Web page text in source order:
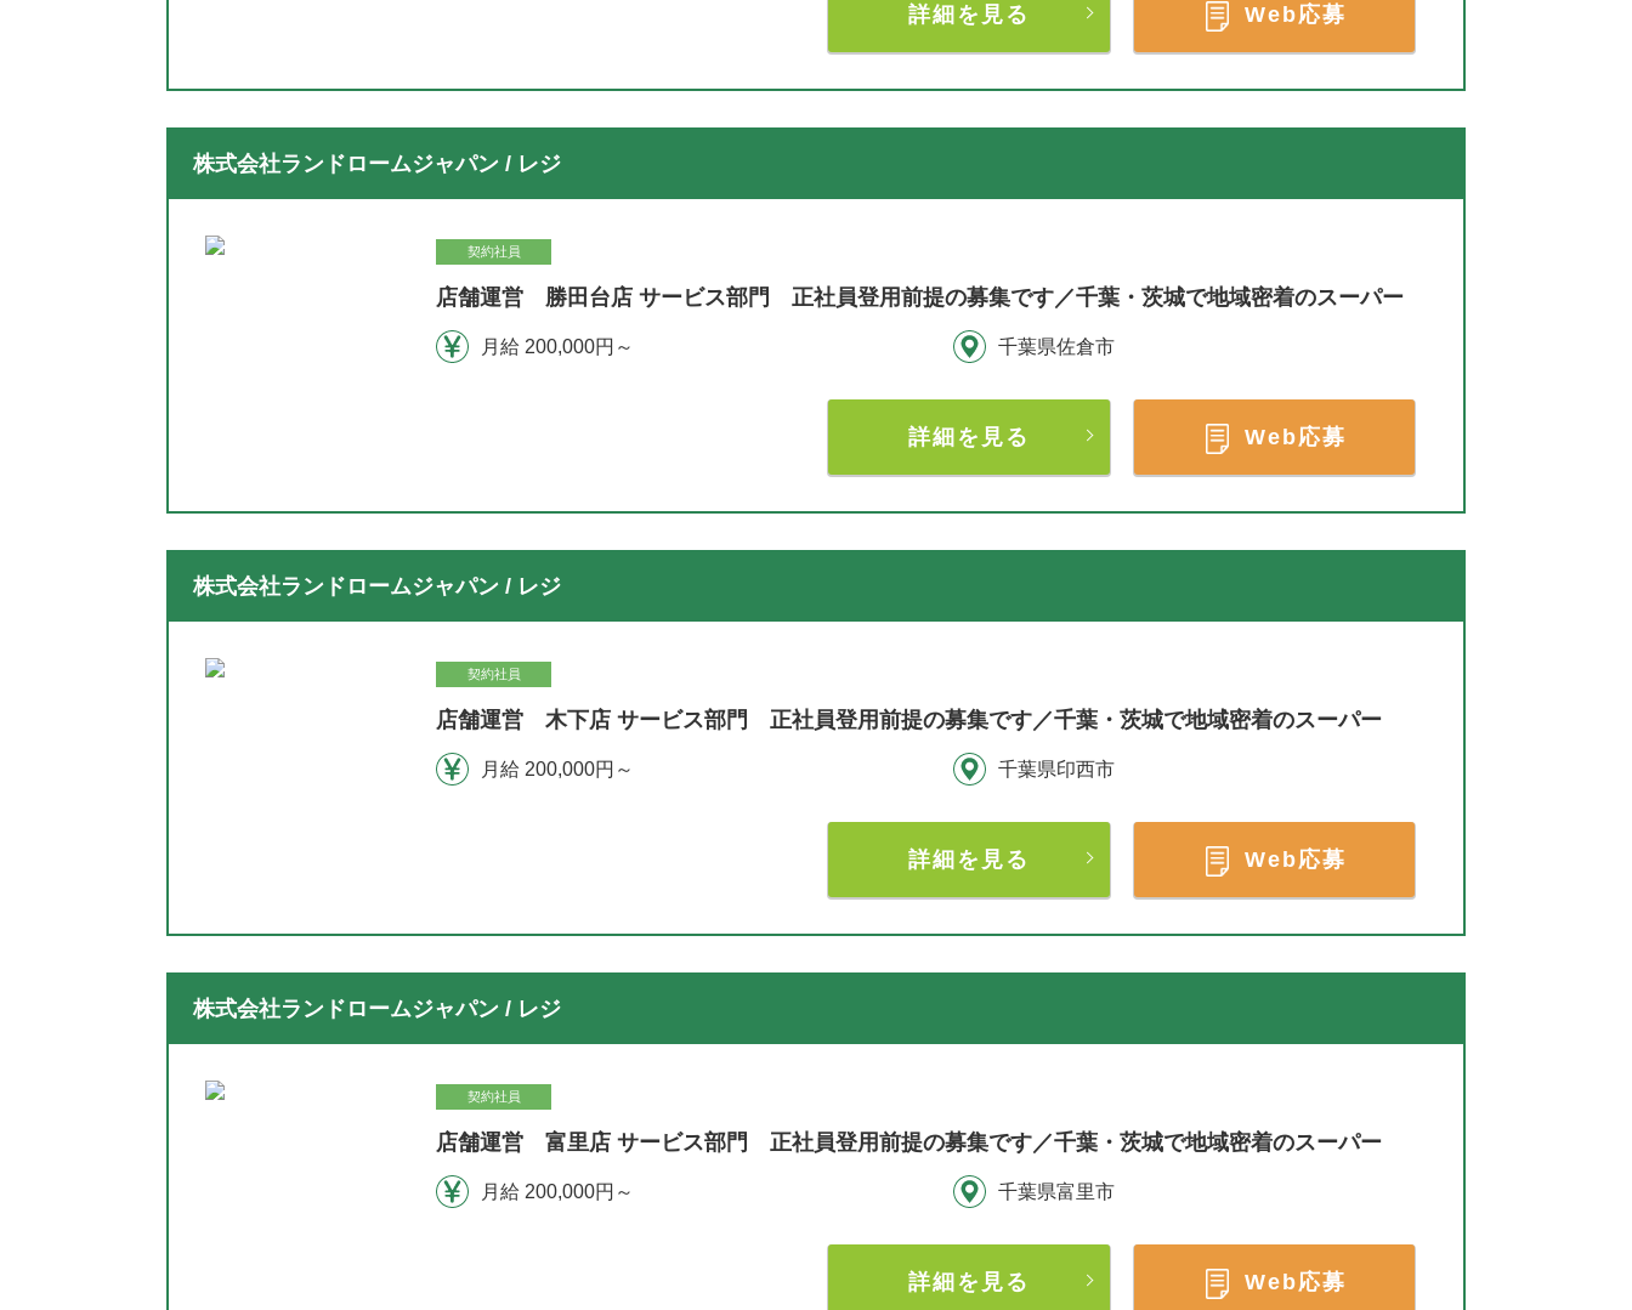
詳細を見る Web応募
株式会社ランドロームジャパン / レジ
契約社員
店舗運営 勝田台店 サービス部門 正社員登用前提の募集です／千葉・茨城で地域密着のスーパー
月給 200,000円～ 千葉県佐倉市
詳細を見る Web応募
株式会社ランドロームジャパン / レジ
契約社員
店舗運営 木下店 サービス部門 正社員登用前提の募集です／千葉・茨城で地域密着のスーパー
月給 200,000円～ 千葉県印西市
詳細を見る Web応募
株式会社ランドロームジャパン / レジ
契約社員
店舗運営 富里店 サービス部門 正社員登用前提の募集です／千葉・茨城で地域密着のスーパー
月給 200,000円～ 千葉県富里市
詳細を見る Web応募